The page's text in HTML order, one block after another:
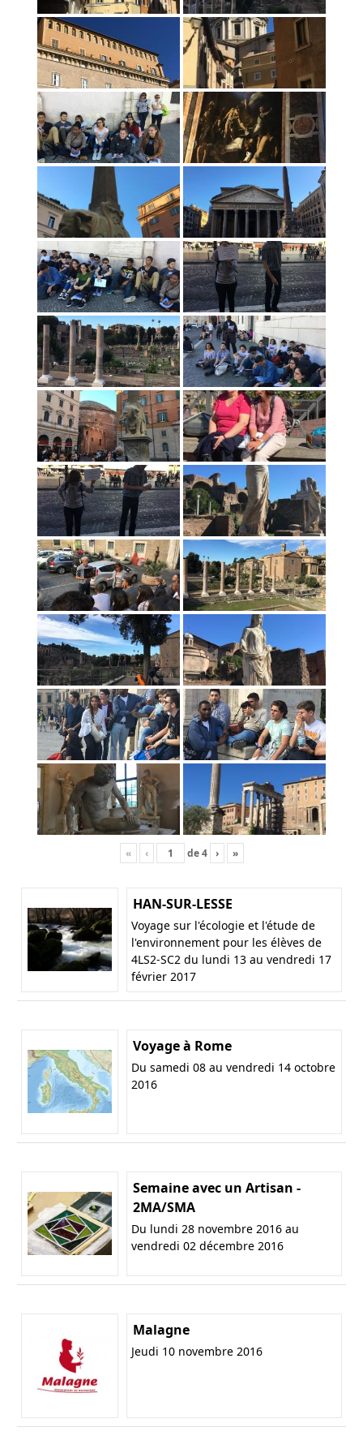
« ‹ de4 › »
HAN-SUR-LESSE
Voyage sur l'écologie et l'étude de
l'environnement pour les élèves de
4LS2-SC2 du lundi 13 au vendredi 17
février 2017
Voyage à Rome
Du samedi 08 au vendredi 14 octobre
2016
Semaine avec un Artisan -
2MA/SMA
Du lundi 28 novembre 2016 au
vendredi 02 décembre 2016
Malagne
Jeudi 10 novembre 2016